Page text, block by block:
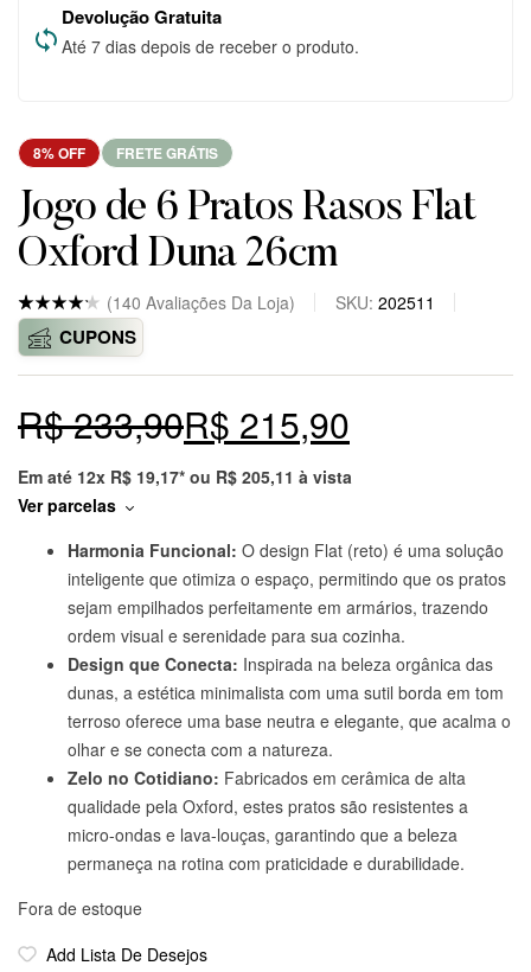
Devolução Gratuita
Até 7 dias depois de receber o produto.
8% OFF FRETE GRÁTIS
Jogo de 6 Pratos Rasos Flat
Oxford Duna 26cm
Nota 4.8
de 5
baseado
em
es
5
de
clientes
em
ace.
(140 Avaliações Da Loja) SKU: 202511
CUPONS
R$233,90R$ 215,90
Em até 12x R$ 19,17* ou R$ 205,11 à vista
Ver parcelas
Harmonia Funcional: O design Flat (reto) é uma solução
inteligente que otimiza o espaço, permitindo que os pratos
sejam empilhados perfeitamente em armários, trazendo
ordem visual e serenidade para sua cozinha.
Design que Conecta: Inspirada na beleza orgânica das
dunas, a estética minimalista com uma sutil borda em tom
terroso oferece uma base neutra e elegante, que acalma o
olhar e se conecta com a natureza.
Zelo no Cotidiano: Fabricados em cerâmica de alta
qualidade pela Oxford, estes pratos são resistentes a
micro-ondas e lava-louças, garantindo que a beleza
permaneça na rotina com praticidade e durabilidade.
Fora de estoque
Add Lista De Desejos